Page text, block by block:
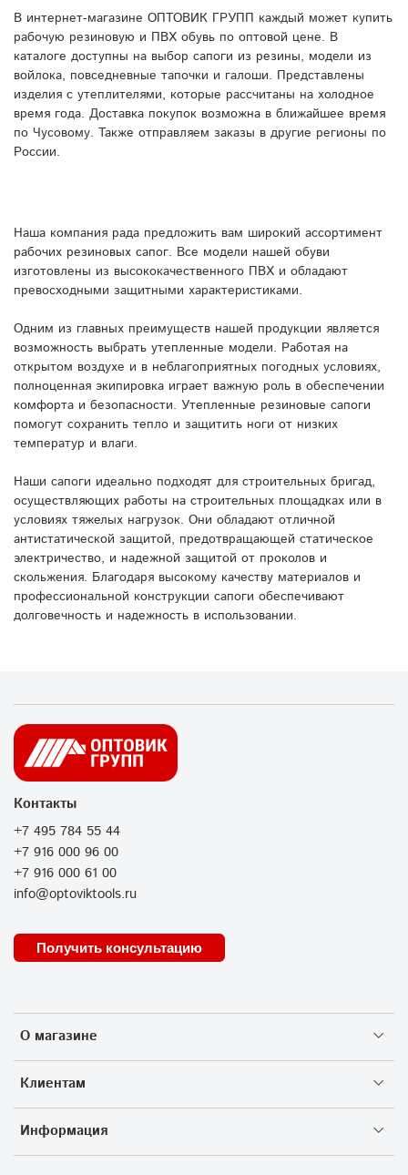
В интернет-магазине ОПТОВИК ГРУПП каждый может купить
рабочую резиновую и ПВХ обувь по оптовой цене. В
каталоге доступны на выбор сапоги из резины, модели из
войлока, повседневные тапочки и галоши. Представлены
изделия с утеплителями, которые рассчитаны на холодное
время года. Доставка покупок возможна в ближайшее время
по Чусовому. Также отправляем заказы в другие регионы по
России.
Наша компания рада предложить вам широкий ассортимент
рабочих резиновых сапог. Все модели нашей обуви
изготовлены из высококачественного ПВХ и обладают
превосходными защитными характеристиками.
Одним из главных преимуществ нашей продукции является
возможность выбрать утепленные модели. Работая на
открытом воздухе и в неблагоприятных погодных условиях,
полноценная экипировка играет важную роль в обеспечении
комфорта и безопасности. Утепленные резиновые сапоги
помогут сохранить тепло и защитить ноги от низких
температур и влаги.
Наши сапоги идеально подходят для строительных бригад,
осуществляющих работы на строительных площадках или в
условиях тяжелых нагрузок. Они обладают отличной
антистатической защитой, предотвращающей статическое
электричество, и надежной защитой от проколов и
скольжения. Благодаря высокому качеству материалов и
профессиональной конструкции сапоги обеспечивают
долговечность и надежность в использовании.
О магазине
Клиентам
Информация
Контакты
+7 495 784 55 44
+7 916 000 96 00
+7 916 000 61 00
info@optoviktools.ru
Получить консультацию